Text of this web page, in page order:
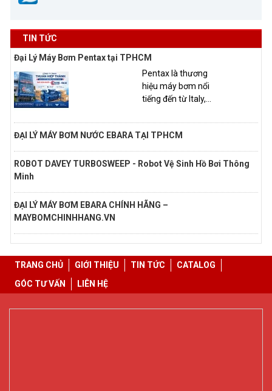
TIN TỨC
Đại Lý Máy Bơm Pentax tại TPHCM
Pentax là thương
hiệu máy bơm nổi
tiếng đến từ Italy,...
ĐẠI LÝ MÁY BƠM NƯỚC EBARA TẠI TPHCM
ROBOT DAVEY TURBOSWEEP - Robot Vệ Sinh Hồ Bơi Thông
Minh
ĐẠI LÝ MÁY BƠM EBARA CHÍNH HÃNG –
MAYBOMCHINHHANG.VN
TRANG CHỦ GIỚI THIỆU TIN TỨC
CATALOG
GÓC TƯ VẤN
LIÊN HỆ